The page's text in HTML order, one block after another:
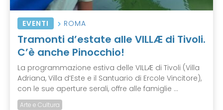
EVENTI ROMA
Tramonti d’estate alle VILLÆ di Tivoli.
C’è anche Pinocchio!
La programmazione estiva delle VILLÆ di Tivoli (Villa
Adriana, Villa d’Este e il Santuario di Ercole Vincitore),
con le sue aperture serali, offre alle famiglie ...
Arte e Cultura